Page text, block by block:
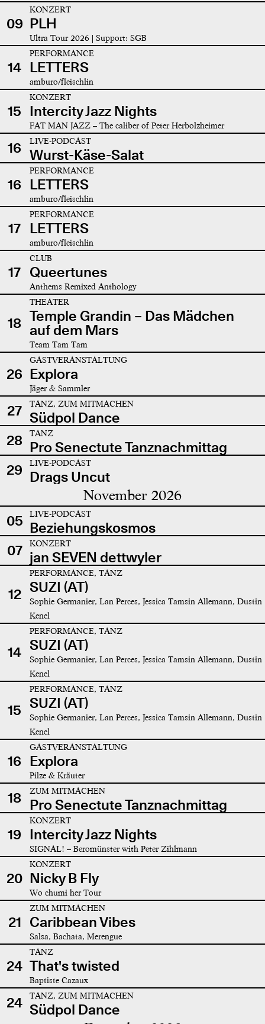
09
KONZERT
PLH
Ultra Tour 2026 | Support: SGB
14
PERFORMANCE
LETTERS
amburo/fleischlin
15
KONZERT
Intercity Jazz Nights
FAT MAN JAZZ – The caliber of Peter Herbolzheimer
16 LIVE-PODCAST
Wurst-Käse-Salat
16
PERFORMANCE
LETTERS
amburo/fleischlin
17
PERFORMANCE
LETTERS
amburo/fleischlin
17
CLUB
Queertunes
Anthems Remixed Anthology
18
THEATER
Temple Grandin – Das Mädchen
auf dem Mars
Team Tam Tam
26
GASTVERANSTALTUNG
Explora
Jäger & Sammler
27 TANZ, ZUM MITMACHEN
Südpol Dance
28
TANZ
Pro Senectute Tanznachmittag
29
LIVE-PODCAST
Drags Uncut
November 2026
05 LIVE-PODCAST
Beziehungskosmos
07
KONZERT
jan SEVEN dettwyler
12
PERFORMANCE, TANZ
SUZI (AT)
Sophie Germanier, Lan Perces, Jessica Tamsin Allemann, Dustin
Kenel
14
PERFORMANCE, TANZ
SUZI (AT)
Sophie Germanier, Lan Perces, Jessica Tamsin Allemann, Dustin
Kenel
15
PERFORMANCE, TANZ
SUZI (AT)
Sophie Germanier, Lan Perces, Jessica Tamsin Allemann, Dustin
Kenel
16
GASTVERANSTALTUNG
Explora
Pilze & Kräuter
18 ZUM MITMACHEN
Pro Senectute Tanznachmittag
19
KONZERT
Intercity Jazz Nights
SIGNAL! – Beromünster with Peter Zihlmann
20
KONZERT
Nicky B Fly
Wo chumi her Tour
21
ZUM MITMACHEN
Caribbean Vibes
Salsa, Bachata, Merengue
24
TANZ
That's twisted
Baptiste Cazaux
24 TANZ, ZUM MITMACHEN
Südpol Dance